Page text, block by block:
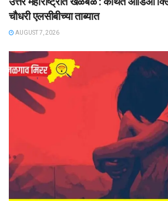
चौधरी एलसीबीच्या ताब्यात
AUGUST 7, 2026